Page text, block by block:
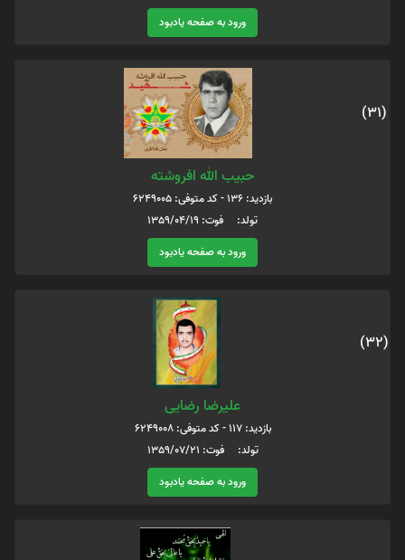
ورود به صفحه یادبود
(31)
حبیب الله افروشته
بازدید: 136 - کد متوفی: 6249005
تولد: فوت: 1359/04/19
ورود به صفحه یادبود
(32)
علیرضا رضایی
بازدید: 117 - کد متوفی: 6249008
تولد: فوت: 1359/07/21
ورود به صفحه یادبود